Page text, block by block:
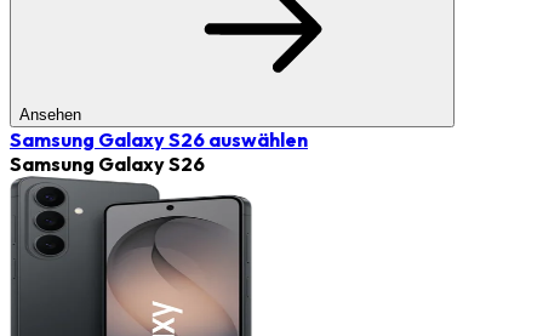
Ansehen
Samsung Galaxy S26 auswählen
Samsung Galaxy S26